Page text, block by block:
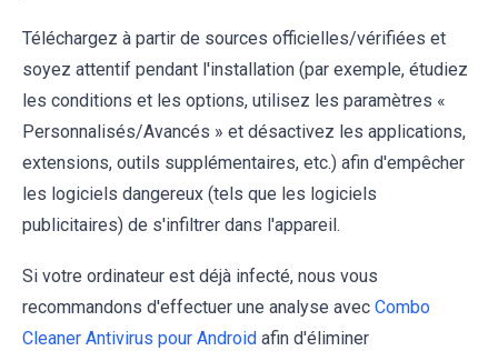
Téléchargez à partir de sources officielles/vérifiées et
soyez attentif pendant l'installation (par exemple, étudiez
les conditions et les options, utilisez les paramètres «
Personnalisés/Avancés » et désactivez les applications,
extensions, outils supplémentaires, etc.) afin d'empêcher
les logiciels dangereux (tels que les logiciels
publicitaires) de s'infiltrer dans l'appareil.
Si votre ordinateur est déjà infecté, nous vous
recommandons d'effectuer une analyse avec Combo
Cleaner Antivirus pour Android afin d'éliminer